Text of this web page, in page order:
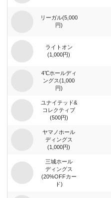
リーガル(5,000
円)
ライトオン
(1,000円)
4℃ホールディ
ングス(1,000
円)
ユナイテッド&
コレクティブ
(500円)
ヤマノホール
ディングス
(1,000円)
三城ホール
ディングス
(20%OFFカー
ド)